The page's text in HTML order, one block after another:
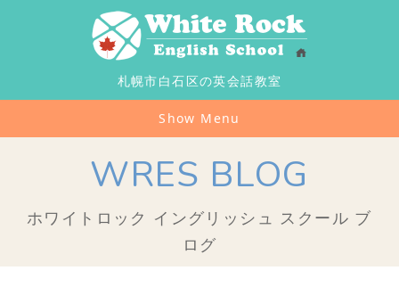
札幌市白石区の英会話教室
Show Menu
WRES BLOG
ホワイトロック イングリッシュ スクール ブ
ログ